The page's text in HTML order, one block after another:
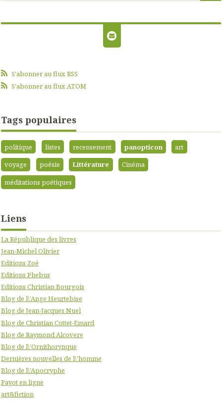
S'abonner au flux RSS
S'abonner au flux ATOM
Tags populaires
politique listes recensement panopticon
art
voyage
poésie Littérature
Cinéma
méditations poétiques
Liens
La République des livres
Jean-Michel Olivier
Editions Zoé
Editions Phebus
Editions Christian Bourgois
Blog de l\'Ange Heurtebise
Blog de Jean-Jacques Nuel
Blog de Christian Cottet-Emard
Blog de Raymond Alcovere
Blog de l\'Ornithorynque
Dernières nouvelles de l\'homme
Blog de l\'Apocryphe
Payot en ligne
art&fiction